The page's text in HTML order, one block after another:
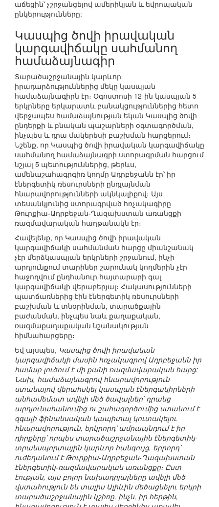
աճեցին՝ չշրջանցելով ամերիկյան և եվրոպական
ընկերությունները:
Կասպից ծովի իրավական
կարգավիճակը սահմանող
համաձայնագիր
Տարածաշրջանային կարևոր
իրադարձություններից մեկը կասպյան
համաձայնագիրն էր։ Օգոստոսի 12-ին կասպյան 5
երկրները երկարատև բանակցություններից հետո
վերջապես համաձայնության եկան Կասպից ծովի
ընդերքի և բնական պաշարների օգտագործման,
ինչպես և դրա մակերեսի բաշխման հարցերում։
Նշենք, որ Կասպից ծովի իրավական կարգավիճակը
սահմանող համաձայնագրի ստորագրման հարցում
նշյալ 5 պետություններից, թերևս,
ամենաշահագրգիռ կողմը Ադրբեջանն էր՝ իր
էներգետիկ ռեսուրսների ընդլայնման
հնարավորությունների ակնկալիքով։ Այս
տեսանկյունից ստորագրված հռչակագիրը
Թուրքիա-Ադրբեջան-Ղազախստան առանցքի
ռազմավարական հաղթանակն էր։
Հավելենք, որ Կասպից ծովի իրավական
կարգավիճակի սահմանման հարցը միանշանակ
չէր մերձկասպյան երկրների շրջանում, ինչի
արդյունքում տարիներ շարունակ կողմերին չէր
հաջողվում ընդհանուր հայտարարի գալ
կարգավիճակի վերաբերյալ։ Հակասությունների
պատճառներից էին էներգետիկ ռեսուրսների
բաշխման և տնօրինման, տարածքային
բաժանման, ինչպես նաև քաղաքական,
ռազմաքաղաքական նշանակության
հիմնահարցերը։
Եվ այսպես, Կասպից ծովի իրավական
կարգավիճակի մասին հռչակագրով Ադրբեջանն իր
համար լուծում է մի քանի ռազմավարական հարց:
Նախ, համաձայնագրով հնարավորություն
ստանալով վերահսկել կասպյան էներգակիրների
անհամեմատ ավելի մեծ ծավալներ՝ դրանց
արդյունահանումից ու շահագործումից ստանում է
զգալի ֆինանսական կապիտալ կուտակելու
հնարավորություն, երկրորդ՝ ամրապնդում է իր
դիրքերը՝ որպես տարածաշրջանային էներգետիկ-
տրանսպորտային կարևոր հանգույց, երրորդ՝
ուժեղանում է Թուրքիա-Ադրբեջան-Ղազախստան
էներգետիկ-ռազմավարական առանցքը։ Ըստ
էության, այս բոլոր նախադրյալները ավելի մեծ
վստահություն են տալիս Ալիևին մեծացնելու երկրի
տարածաշրջանային կշիռը, ինչն, իր հերթին,